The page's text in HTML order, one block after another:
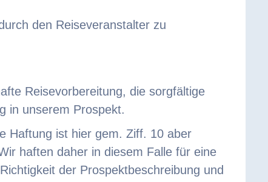
den Reiseveranstalter zu
Reisevorbereitung, die sorgfältige
in unserem Prospekt.
Haftung ist hier gem. Ziff. 10 aber
haften daher in diesem Falle für eine
der Prospektbeschreibung und